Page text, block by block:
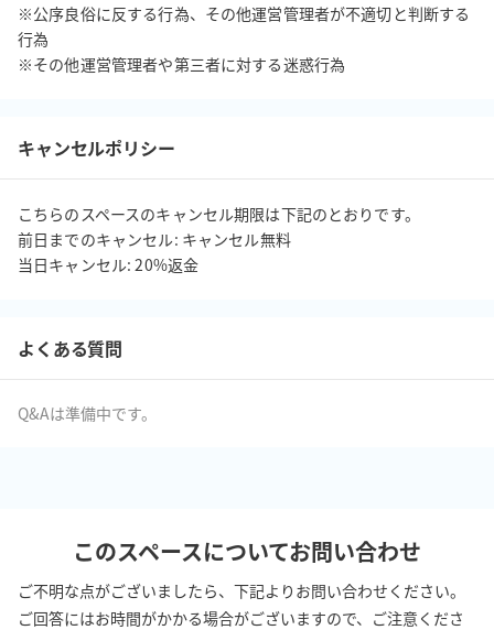
※公序良俗に反する行為、その他運営管理者が不適切と判断する
行為
※その他運営管理者や第三者に対する迷惑行為
キャンセルポリシー
こちらのスペースのキャンセル期限は下記のとおりです。
前日までのキャンセル: キャンセル無料
当日キャンセル: 20%返金
よくある質問
Q&Aは準備中です。
このスペースについてお問い合わせ
ご不明な点がございましたら、下記よりお問い合わせください。
ご回答にはお時間がかかる場合がございますので、ご注意くださ